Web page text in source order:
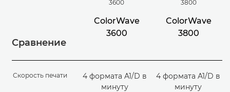
Сравнение
3600
ColorWave
3600
3800
ColorWave
3800
Скорость печати
4 формата A1/D в
минуту
4 формата A1/D в
минуту